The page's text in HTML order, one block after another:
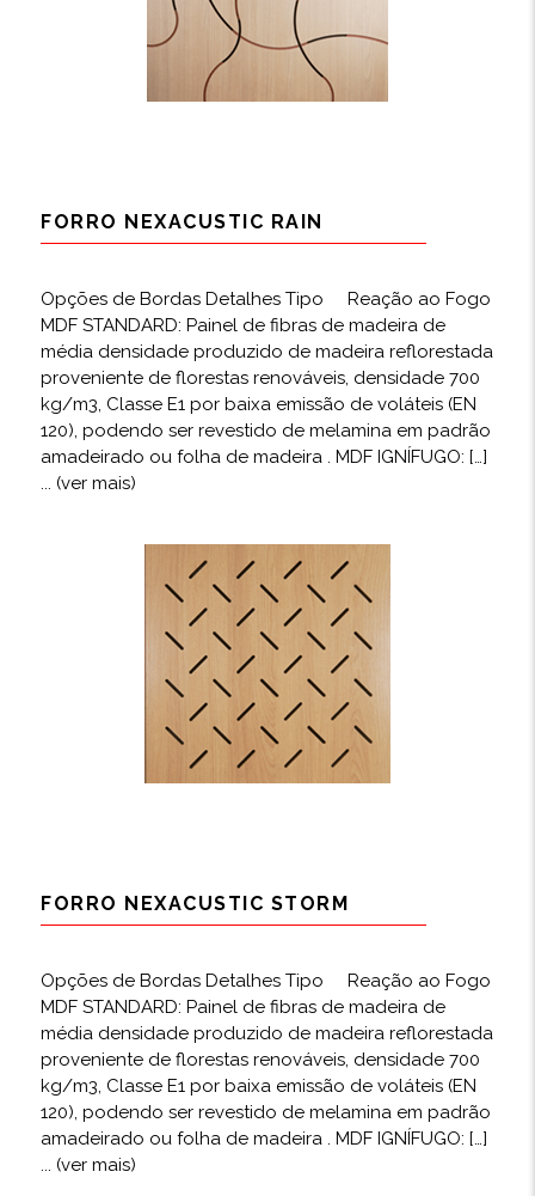
FORRO NEXACUSTIC RAIN
Opções de Bordas Detalhes Tipo Reação ao Fogo
MDF STANDARD: Painel de fibras de madeira de
média densidade produzido de madeira reflorestada
proveniente de florestas renováveis, densidade 700
kg/m3, Classe E1 por baixa emissão de voláteis (EN
120), podendo ser revestido de melamina em padrão
amadeirado ou folha de madeira . MDF IGNÍFUGO: […]
... (ver mais)
FORRO NEXACUSTIC STORM
Opções de Bordas Detalhes Tipo Reação ao Fogo
MDF STANDARD: Painel de fibras de madeira de
média densidade produzido de madeira reflorestada
proveniente de florestas renováveis, densidade 700
kg/m3, Classe E1 por baixa emissão de voláteis (EN
120), podendo ser revestido de melamina em padrão
amadeirado ou folha de madeira . MDF IGNÍFUGO: […]
... (ver mais)